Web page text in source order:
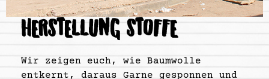
HERSTELLUNG STOFFE
Wir zeigen euch, wie Baumwolle
entkernt, daraus Garne gesponnen und